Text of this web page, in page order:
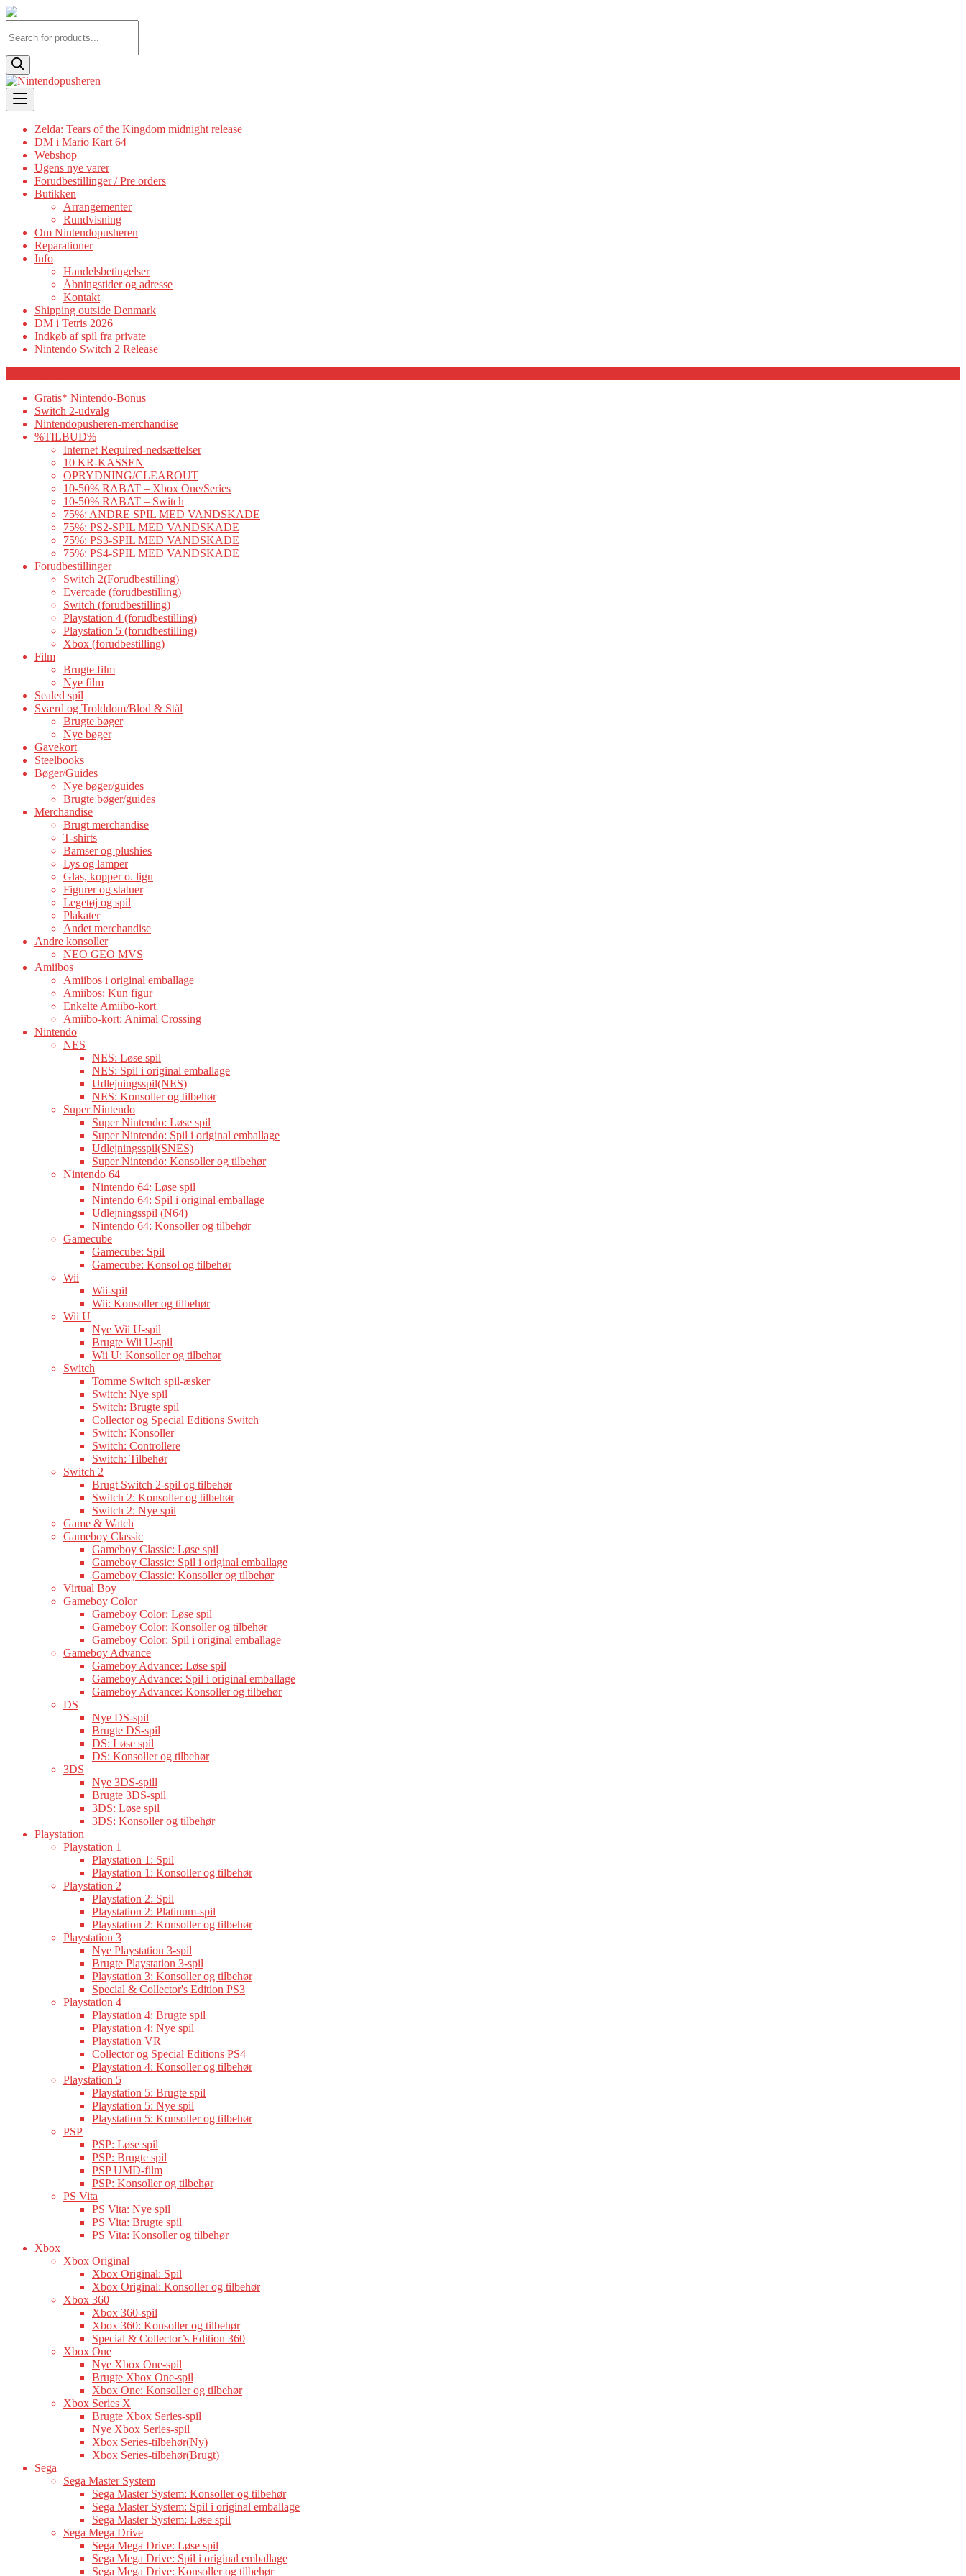
search
Skip
to
content
Zelda: Tears of the Kingdom midnight release
DM i Mario Kart 64
Webshop
Ugens nye varer
Forudbestillinger / Pre orders
Butikken
Arrangementer
Rundvisning
Om Nintendopusheren
Reparationer
Info
Handelsbetingelser
Åbningstider og adresse
Kontakt
Shipping outside Denmark
DM i Tetris 2026
Indkøb af spil fra private
Nintendo Switch 2 Release
Gratis* Nintendo-Bonus
Switch 2-udvalg
Nintendopusheren-merchandise
%TILBUD%
Internet Required-nedsættelser
10 KR-KASSEN
OPRYDNING/CLEAROUT
10-50% RABAT – Xbox One/Series
10-50% RABAT – Switch
75%: ANDRE SPIL MED VANDSKADE
75%: PS2-SPIL MED VANDSKADE
75%: PS3-SPIL MED VANDSKADE
75%: PS4-SPIL MED VANDSKADE
Forudbestillinger
Switch 2(Forudbestilling)
Evercade (forudbestilling)
Switch (forudbestilling)
Playstation 4 (forudbestilling)
Playstation 5 (forudbestilling)
Xbox (forudbestilling)
Film
Brugte film
Nye film
Sealed spil
Sværd og Trolddom/Blod & Stål
Brugte bøger
Nye bøger
Gavekort
Steelbooks
Bøger/Guides
Nye bøger/guides
Brugte bøger/guides
Merchandise
Brugt merchandise
T-shirts
Bamser og plushies
Lys og lamper
Glas, kopper o. lign
Figurer og statuer
Legetøj og spil
Plakater
Andet merchandise
Andre konsoller
NEO GEO MVS
Amiibos
Amiibos i original emballage
Amiibos: Kun figur
Enkelte Amiibo-kort
Amiibo-kort: Animal Crossing
Nintendo
NES
NES: Løse spil
NES: Spil i original emballage
Udlejningsspil(NES)
NES: Konsoller og tilbehør
Super Nintendo
Super Nintendo: Løse spil
Super Nintendo: Spil i original emballage
Udlejningsspil(SNES)
Super Nintendo: Konsoller og tilbehør
Nintendo 64
Nintendo 64: Løse spil
Nintendo 64: Spil i original emballage
Udlejningsspil (N64)
Nintendo 64: Konsoller og tilbehør
Gamecube
Gamecube: Spil
Gamecube: Konsol og tilbehør
Wii
Wii-spil
Wii: Konsoller og tilbehør
Wii U
Nye Wii U-spil
Brugte Wii U-spil
Wii U: Konsoller og tilbehør
Switch
Tomme Switch spil-æsker
Switch: Nye spil
Switch: Brugte spil
Collector og Special Editions Switch
Switch: Konsoller
Switch: Controllere
Switch: Tilbehør
Switch 2
Brugt Switch 2-spil og tilbehør
Switch 2: Konsoller og tilbehør
Switch 2: Nye spil
Game & Watch
Gameboy Classic
Gameboy Classic: Løse spil
Gameboy Classic: Spil i original emballage
Gameboy Classic: Konsoller og tilbehør
Virtual Boy
Gameboy Color
Gameboy Color: Løse spil
Gameboy Color: Konsoller og tilbehør
Gameboy Color: Spil i original emballage
Gameboy Advance
Gameboy Advance: Løse spil
Gameboy Advance: Spil i original emballage
Gameboy Advance: Konsoller og tilbehør
DS
Nye DS-spil
Brugte DS-spil
DS: Løse spil
DS: Konsoller og tilbehør
3DS
Nye 3DS-spill
Brugte 3DS-spil
3DS: Løse spil
3DS: Konsoller og tilbehør
Playstation
Playstation 1
Playstation 1: Spil
Playstation 1: Konsoller og tilbehør
Playstation 2
Playstation 2: Spil
Playstation 2: Platinum-spil
Playstation 2: Konsoller og tilbehør
Playstation 3
Nye Playstation 3-spil
Brugte Playstation 3-spil
Playstation 3: Konsoller og tilbehør
Special & Collector's Edition PS3
Playstation 4
Playstation 4: Brugte spil
Playstation 4: Nye spil
Playstation VR
Collector og Special Editions PS4
Playstation 4: Konsoller og tilbehør
Playstation 5
Playstation 5: Brugte spil
Playstation 5: Nye spil
Playstation 5: Konsoller og tilbehør
PSP
PSP: Løse spil
PSP: Brugte spil
PSP UMD-film
PSP: Konsoller og tilbehør
PS Vita
PS Vita: Nye spil
PS Vita: Brugte spil
PS Vita: Konsoller og tilbehør
Xbox
Xbox Original
Xbox Original: Spil
Xbox Original: Konsoller og tilbehør
Xbox 360
Xbox 360-spil
Xbox 360: Konsoller og tilbehør
Special & Collector’s Edition 360
Xbox One
Nye Xbox One-spil
Brugte Xbox One-spil
Xbox One: Konsoller og tilbehør
Xbox Series X
Brugte Xbox Series-spil
Nye Xbox Series-spil
Xbox Series-tilbehør(Ny)
Xbox Series-tilbehør(Brugt)
Sega
Sega Master System
Sega Master System: Konsoller og tilbehør
Sega Master System: Spil i original emballage
Sega Master System: Løse spil
Sega Mega Drive
Sega Mega Drive: Løse spil
Sega Mega Drive: Spil i original emballage
Sega Mega Drive: Konsoller og tilbehør